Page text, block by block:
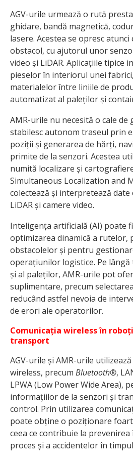
AGV-urile urmează o rută
ghidare, bandă magnetică,
lasere. Acestea se opresc
obstacol, cu ajutorul unor
video și LiDAR. Aplicațiile tipice
pieselor în interiorul unei
materialelor între liniile de
automatizat al paleților și
AMR-urile nu necesită o cale de
stabilesc autonom traseul prin
poziții și generarea de hărți,
primite de la senzori. Acestea
numită localizare și
Simultaneous Localization and
colectează și interpretează
LiDAR și camere video.
Inteligența artificială (AI) poate
optimizarea dinamică a rutelor,
obstacolelor și pentru
operațiunilor logistice. Pe
și al paleților, AMR-urile pot
suplimentare, precum
reducând astfel nevoia de
de erori ale operatorilor.
Comunicația wireless în
transport
AGV-urile și AMR-urile
wireless, precum Bluetooth®,
LPWA (Low Power Wide Area),
informațiilor de la senzori și
control. Prin utilizarea
poate obține o poziționare
ceea ce contribuie la
proces și a accidentelor în